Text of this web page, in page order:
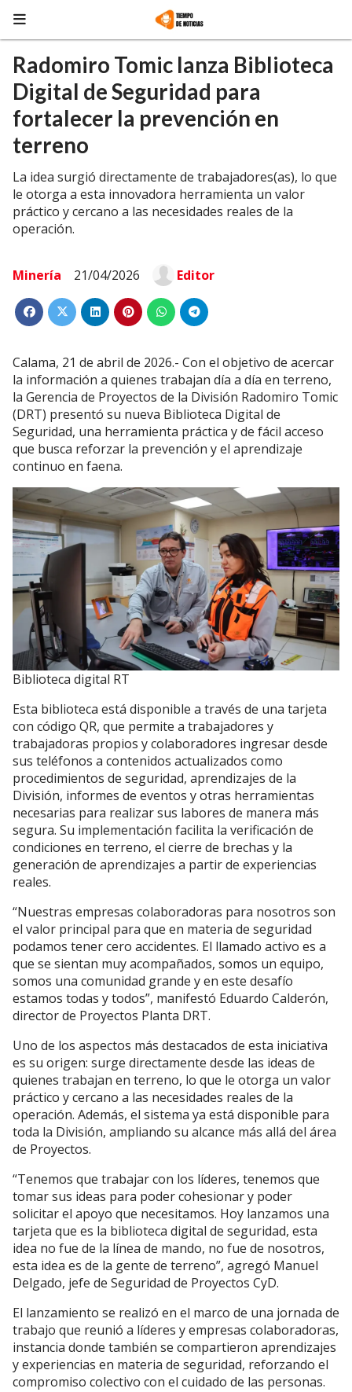
Radomiro Tomic lanza Biblioteca
Digital de Seguridad para
fortalecer la prevención en
terreno
La idea surgió directamente de trabajadores(as), lo que
le otorga a esta innovadora herramienta un valor
práctico y cercano a las necesidades reales de la
operación.
Minería 21/04/2026 Editor
Calama, 21 de abril de 2026.- Con el objetivo de acercar
la información a quienes trabajan día a día en terreno,
la Gerencia de Proyectos de la División Radomiro Tomic
(DRT) presentó su nueva Biblioteca Digital de
Seguridad, una herramienta práctica y de fácil acceso
que busca reforzar la prevención y el aprendizaje
continuo en faena.
Biblioteca digital RT
Esta biblioteca está disponible a través de una tarjeta
con código QR, que permite a trabajadores y
trabajadoras propios y colaboradores ingresar desde
sus teléfonos a contenidos actualizados como
procedimientos de seguridad, aprendizajes de la
División, informes de eventos y otras herramientas
necesarias para realizar sus labores de manera más
segura. Su implementación facilita la verificación de
condiciones en terreno, el cierre de brechas y la
generación de aprendizajes a partir de experiencias
reales.
“Nuestras empresas colaboradoras para nosotros son
el valor principal para que en materia de seguridad
podamos tener cero accidentes. El llamado activo es a
que se sientan muy acompañados, somos un equipo,
somos una comunidad grande y en este desafío
estamos todas y todos”, manifestó Eduardo Calderón,
director de Proyectos Planta DRT.
Uno de los aspectos más destacados de esta iniciativa
es su origen: surge directamente desde las ideas de
quienes trabajan en terreno, lo que le otorga un valor
práctico y cercano a las necesidades reales de la
operación. Además, el sistema ya está disponible para
toda la División, ampliando su alcance más allá del área
de Proyectos.
“Tenemos que trabajar con los líderes, tenemos que
tomar sus ideas para poder cohesionar y poder
solicitar el apoyo que necesitamos. Hoy lanzamos una
tarjeta que es la biblioteca digital de seguridad, esta
idea no fue de la línea de mando, no fue de nosotros,
esta idea es de la gente de terreno”, agregó Manuel
Delgado, jefe de Seguridad de Proyectos CyD.
El lanzamiento se realizó en el marco de una jornada de
trabajo que reunió a líderes y empresas colaboradoras,
instancia donde también se compartieron aprendizajes
y experiencias en materia de seguridad, reforzando el
compromiso colectivo con el cuidado de las personas.